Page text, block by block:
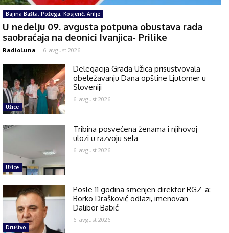
Bajina Bašta, Požega, Kosjerić, Arilje
U nedelju 09. avgusta potpuna obustava rada
saobraćaja na deonici Ivanjica- Prilike
RadioLuna - 6. avgust 2026.
Užice
Delegacija Grada Užica prisustvovala
obeležavanju Dana opštine Ljutomer u
Sloveniji
6. avgust 2026.
Užice
Tribina posvećena ženama i njihovoj
ulozi u razvoju sela
6. avgust 2026.
Društvo
Posle 11 godina smenjen direktor RGZ-a:
Borko Drašković odlazi, imenovan
Dalibor Babić
6. avgust 2026.